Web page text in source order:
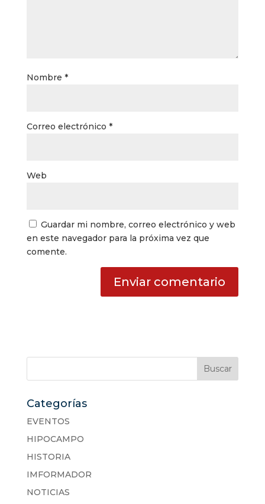
Nombre *
Correo electrónico *
Web
Guardar mi nombre, correo electrónico y web
en este navegador para la próxima vez que
comente.
Categorías
EVENTOS
HIPOCAMPO
HISTORIA
IMFORMADOR
NOTICIAS